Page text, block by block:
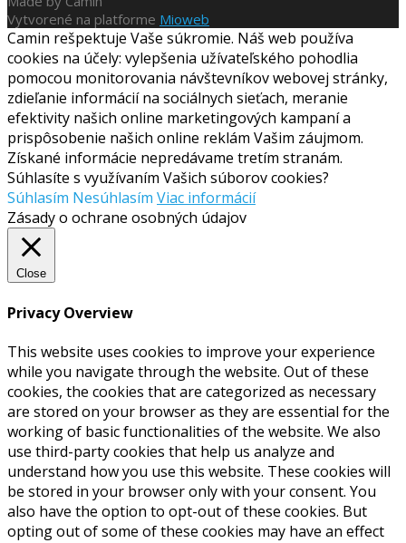
Vytvorené na platforme Mioweb
Camin rešpektuje Vaše súkromie. Náš web používa
cookies na účely: vylepšenia užívateľského pohodlia
pomocou monitorovania návštevníkov webovej stránky,
zdieľanie informácií na sociálnych sieťach, meranie
efektivity našich online marketingových kampaní a
prispôsobenie našich online reklám Vašim záujmom.
Získané informácie nepredávame tretím stranám.
Súhlasíte s využívaním Vašich súborov cookies?
Súhlasím Nesúhlasím Viac informácií
Zásady o ochrane osobných údajov
Close
Privacy Overview
This website uses cookies to improve your experience
while you navigate through the website. Out of these
cookies, the cookies that are categorized as necessary
are stored on your browser as they are essential for the
working of basic functionalities of the website. We also
use third-party cookies that help us analyze and
understand how you use this website. These cookies will
be stored in your browser only with your consent. You
also have the option to opt-out of these cookies. But
opting out of some of these cookies may have an effect